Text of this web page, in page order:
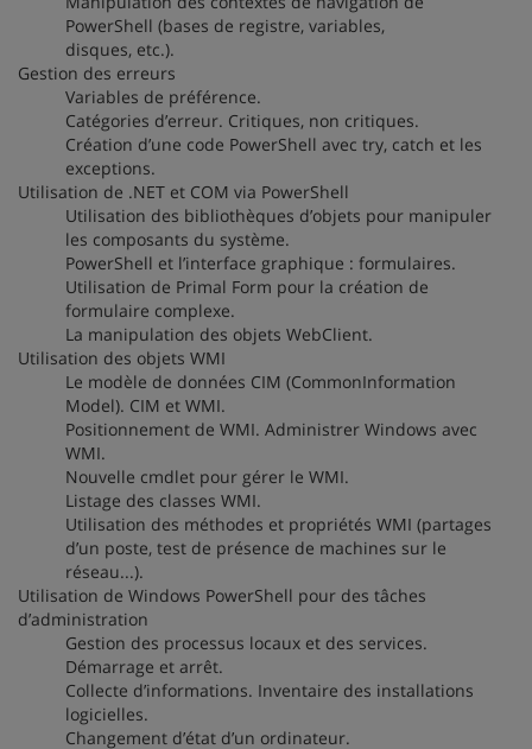
PowerShell (bases de registre, variables,
disques, etc.).
Gestion des erreurs
Variables de préférence.
Catégories d’erreur. Critiques, non critiques.
Création d’une code PowerShell avec try, catch et les
exceptions.
Utilisation de .NET et COM via PowerShell
Utilisation des bibliothèques d’objets pour manipuler
les composants du système.
PowerShell et l’interface graphique : formulaires.
Utilisation de Primal Form pour la création de
formulaire complexe.
La manipulation des objets WebClient.
Utilisation des objets WMI
Le modèle de données CIM (CommonInformation
Model). CIM et WMI.
Positionnement de WMI. Administrer Windows avec
WMI.
Nouvelle cmdlet pour gérer le WMI.
Listage des classes WMI.
Utilisation des méthodes et propriétés WMI (partages
d’un poste, test de présence de machines sur le
réseau...).
Utilisation de Windows PowerShell pour des tâches
d’administration
Gestion des processus locaux et des services.
Démarrage et arrêt.
Collecte d’informations. Inventaire des installations
logicielles.
Changement d’état d’un ordinateur.